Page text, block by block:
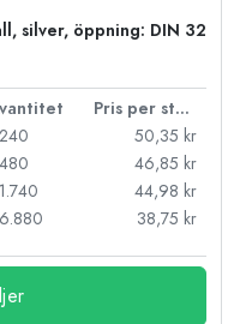
silver, öppning: DIN 32
Pris per styck
240
50,35 kr
480
46,85 kr
1.740
44,98 kr
6.880
38,75 kr